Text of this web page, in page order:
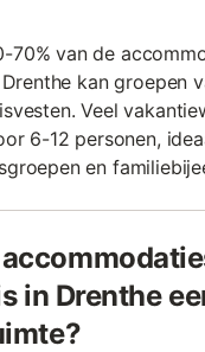
70% van de
kan groepen
Veel
6-12 personen,
en
in Drenthe